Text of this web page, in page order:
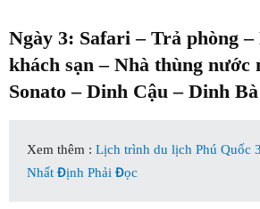
Ngày 3: Safari – Trả phòng –
khách sạn – Nhà thùng nước
Sonato – Dinh Cậu – Dinh
Xem thêm : Lịch trình du lịch Phú Quốc
Nhất Định Phải Đọc